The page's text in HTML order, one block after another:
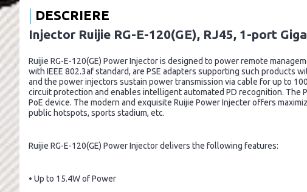
DESCRIERE
Injector Ruijie RG-E-120(GE), RJ45, 1-port
Ruijie RG-E-120(GE) Power Injector is designed to power remote
with IEEE 802.3af standard, are PSE adapters supporting such products
and the power injectors sustain power transmission via cable for up to
circuit protection and enables intelligent automated PD recognition. The
PoE device. The modern and exquisite Ruijie Power Injecter offers
public hotspots, sports stadium, etc.
Ruijie RG-E-120(GE) Power Injector delivers the following features:
• Up to 15.4W of Power